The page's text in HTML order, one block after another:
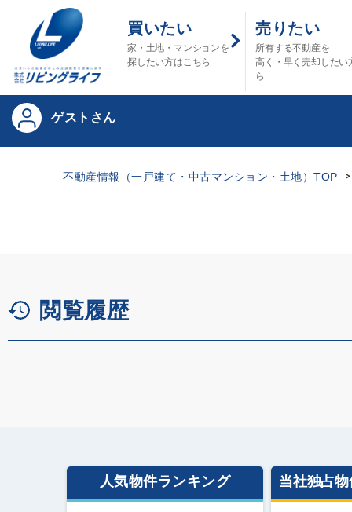
買いたい
家・土地・マンションを
探したい方はこちら
売りたい
所有する不動産を
高く・早く売却したい
ら
ゲストさん
不動産情報（一戸建て・中古マンション・土地）TOP
閲覧履歴
人気物件ランキング 当社独占